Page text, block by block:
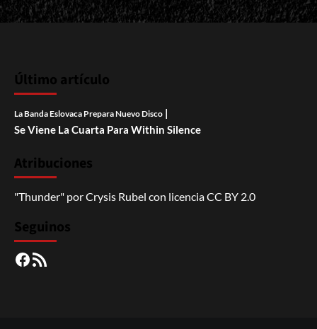
Último artículo
La Banda Eslovaca Prepara Nuevo Disco |
Se Viene La Cuarta Para Within Silence
Atribuciones
"Thunder" porCrysis Rubel con licenciaCC BY 2.0
Seguinos
Facebook
RSS